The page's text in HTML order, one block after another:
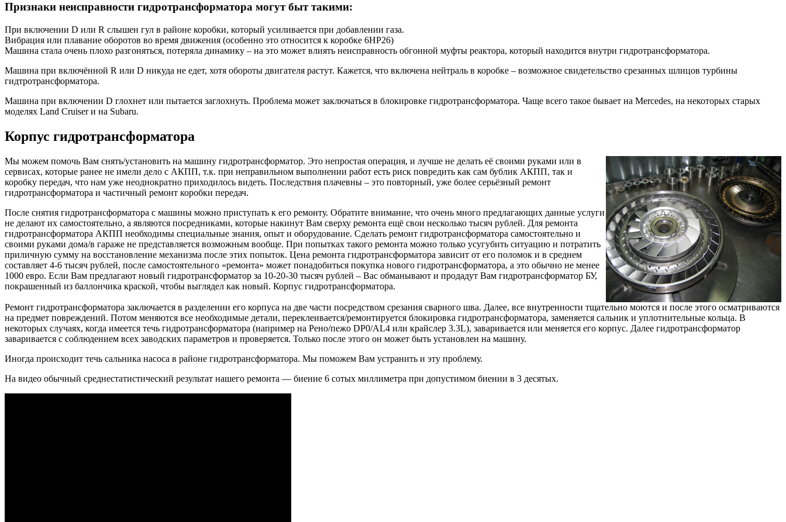
Признаки неисправности гидротрансформатора могут быт такими:
При включении D или R слышен гул в районе коробки, который усиливается при добавлении газа.
Вибрация или плавание оборотов во время движения (особенно это относится к коробке 6HP26)
Машина стала очень плохо разгоняться, потеряла динамику – на это может влиять неисправность обгонной муфты реактора, который находится внутри гидротрансформатора.
Машина при включённой R или D никуда не едет, хотя обороты двигателя растут. Кажется, что включена нейтраль в коробке – возможное свидетельство срезанных шлицов турбины
гидтротрансформатора.
Машина при включении D глохнет или пытается заглохнуть. Проблема может заключаться в блокировке гидротрансформатора. Чаще всего такое бывает на Mercedes, на некоторых старых
моделях Land Cruiser и на Subaru.
Корпус гидротрансформатора
Мы можем помочь Вам снять/установить на машину гидротрансформатор. Это непростая операция, и лучше не делать её своими руками или в
сервисах, которые ранее не имели дело с АКПП, т.к. при неправильном выполнении работ есть риск повредить как сам бублик АКПП, так и
коробку передач, что нам уже неоднократно приходилось видеть. Последствия плачевны – это повторный, уже более серьёзный ремонт
гидротрансформатора и частичный ремонт коробки передач.
После снятия гидротрансформатора с машины можно приступать к его ремонту. Обратите внимание, что очень много предлагающих данные услуги
не делают их самостоятельно, а являются посредниками, которые накинут Вам сверху ремонта ещё свои несколько тысяч рублей. Для ремонта
гидротрансформатора АКПП необходимы специальные знания, опыт и оборудование. Сделать ремонт гидротрансформатора самостоятельно и
своими руками дома/в гараже не представляется возможным вообще. При попытках такого ремонта можно только усугубить ситуацию и потратить
приличную сумму на восстановление механизма после этих попыток. Цена ремонта гидротрансформатора зависит от его поломок и в среднем
составляет 4-6 тысяч рублей, после самостоятельного «ремонта» может понадобиться покупка нового гидротрансформатора, а это обычно не менее
1000 евро. Если Вам предлагают новый гидротрансформатор за 10-20-30 тысяч рублей – Вас обманывают и продадут Вам гидротрансформатор БУ,
покрашенный из баллончика краской, чтобы выглядел как новый. Корпус гидротрансформатора.
Ремонт гидротрансформатора заключается в разделении его корпуса на две части посредством срезания сварного шва. Далее, все внутренности тщательно моются и после этого осматриваются
на предмет повреждений. Потом меняются все необходимые детали, переклеивается/ремонтируется блокировка гидротрансформатора, заменяется сальник и уплотнительные кольца. В
некоторых случаях, когда имеется течь гидротрансформатора (например на Рено/пежо DP0/АL4 или крайслер 3.3L), заваривается или меняется его корпус. Далее гидротрансформатор
заваривается с соблюдением всех заводских параметров и проверяется. Только после этого он может быть установлен на машину.
Иногда происходит течь сальника насоса в районе гидротрансформатора. Мы поможем Вам устранить и эту проблему.
На видео обычный среднестатистический результат нашего ремонта — биение 6 сотых миллиметра при допустимом биении в 3 десятых.